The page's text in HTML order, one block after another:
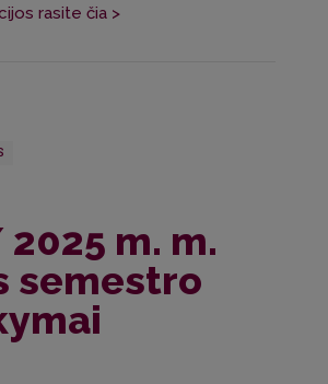
rasite čia >
m. m.
semestro